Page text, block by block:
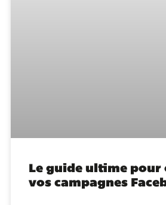
Le guide ultime
vos campagnes